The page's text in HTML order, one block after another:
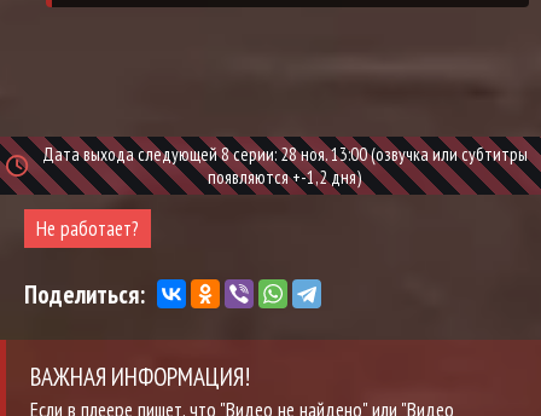
Дата выхода следующей 8 серии: 28 ноя. 13:00 (озвучка или субтитры
появляются +-1,2 дня)
Не работает?
Поделиться:
ВАЖНАЯ ИНФОРМАЦИЯ!
Если в плеере пишет, что "Видео не найдено" или "Видео